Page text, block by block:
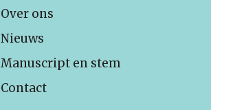
Over ons
Nieuws
Manuscript en stem
Contact